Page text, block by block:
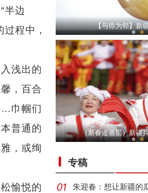
半边
程中，
浅出的
，百合
巾帼们
普通的
，或绚
愉悦的
【与你为邻】新
侨乡故事 | 哈班
（新春走基层）新疆
专稿
朱迎春：想让新疆的